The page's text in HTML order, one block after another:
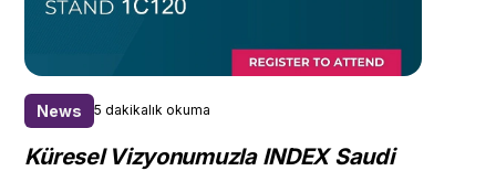
News 5 dakikalık okuma
Küresel Vizyonumuzla INDEX Saudi